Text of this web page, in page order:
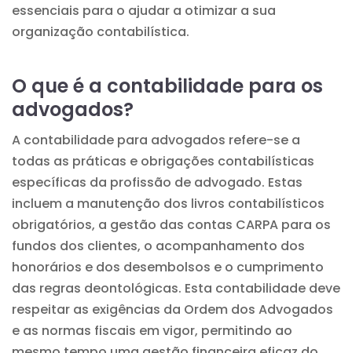
essenciais para o ajudar a otimizar a sua
organização contabilística.
O que é a contabilidade para os
advogados?
A contabilidade para advogados refere-se a
todas as práticas e obrigações contabilísticas
específicas da profissão de advogado. Estas
incluem a manutenção dos livros contabilísticos
obrigatórios, a gestão das contas CARPA para os
fundos dos clientes, o acompanhamento dos
honorários e dos desembolsos e o cumprimento
das regras deontológicas. Esta contabilidade deve
respeitar as exigências da Ordem dos Advogados
e as normas fiscais em vigor, permitindo ao